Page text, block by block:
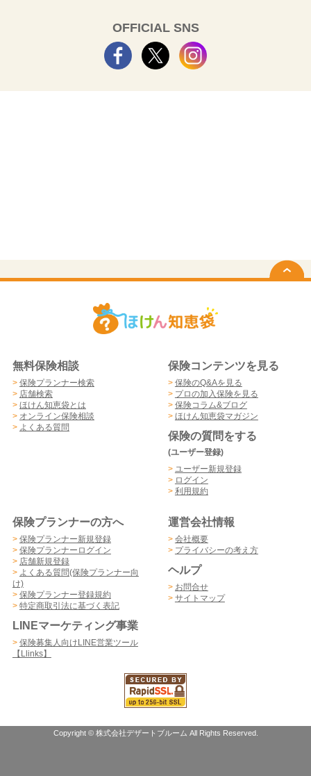
OFFICIAL SNS
無料保険相談
> 保険プランナー検索
> 店舗検索
> ほけん知恵袋とは
> オンライン保険相談
> よくある質問
保険コンテンツを見る
> 保険のQ&Aを見る
> プロの加入保険を見る
> 保険コラム&ブログ
> ほけん知恵袋マガジン
保険の質問をする
(ユーザー登録)
> ユーザー新規登録
> ログイン
> 利用規約
保険プランナーの方へ
> 保険プランナー新規登録
> 保険プランナーログイン
> 店舗新規登録
> よくある質問(保険プランナー向
け)
> 保険プランナー登録規約
> 特定商取引法に基づく表記
LINEマーケティング事業
> 保険募集人向けLINE営業ツール
【Llinks】
運営会社情報
> 会社概要
> プライバシーの考え方
ヘルプ
> お問合せ
> サイトマップ
Copyright © 株式会社デザートブルーム All Rights Reserved.